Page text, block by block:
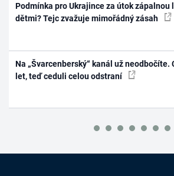
Podmínka pro Ukrajince za útok zápalnou
dětmi? Tejc zvažuje mimořádný zásah
Na „Švarcenberský“ kanál už neodbočíte.
let, teď ceduli celou odstraní